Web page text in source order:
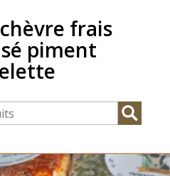
frais
piment